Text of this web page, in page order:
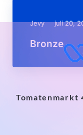
Jevy juli 20,
Bronze
Tomatenmarkt